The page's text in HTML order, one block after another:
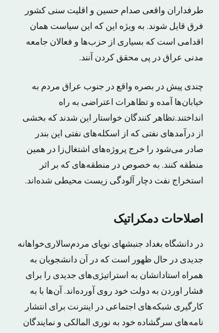
طرفداران واقعی صدام حسین و اقلیت سنی کشور
فرق قایل شوند. به ویژه این که این سیاست همان
اقدامی است که بسیاری از حزب‌ها و فعالان جامعه
مدنی عراق در پی محقق کردن آنند.
چندی پیش در بصره واقع در جنوب عراق مردم به
خیابان‌ها آمده و تظاهرات اعتراضی به‌ راه
انداختند.تظاهر کنندگان خواستار این شدند که بخشی
از درآمدهای نفتی که از اسکله‌های نفتی این بندر
صادر می‌شود را خرج پروژه‌های اشتغال‌زا در همین
منطقه کنند. به خصوص در منطقه‌های که بر اثر
استخراج نفت دچار آلودگی زیست محیطی شده‌اند.
اصلاحات دمکراتیک
در دانشگاه بغداد جنبشهای نوپای مردم‌سالاری‌خواهانه
جدیدی در حال ظهور است که در آن دانشجویان به
همراه استادانشان به استراتیژی‌های جدیدی را برای
فشار اوردن به دولت خود روی آورده‌اند. آن‌ها با به
کارگیری شبکه‌های اجتماعی در اینترنت برای انتشار
نامه‌های سرگشاده خود به نوری المالکی و نمایندگان